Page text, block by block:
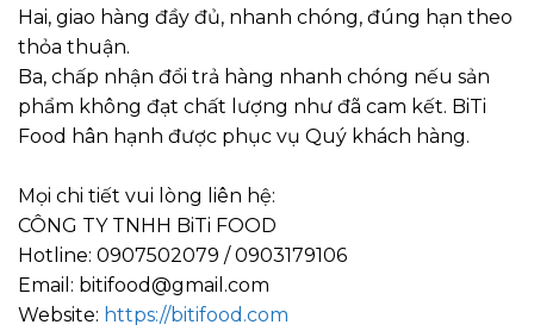
Hai, giao hàng đầy đủ, nhanh chóng, đúng hạn theo
thỏa thuận.
Ba, chấp nhận đổi trả hàng nhanh chóng nếu sản
phẩm không đạt chất lượng như đã cam kết. BiTi
Food hân hạnh được phục vụ Quý khách hàng.
Mọi chi tiết vui lòng liên hệ:
CÔNG TY TNHH BiTi FOOD
Hotline: 0907502079 / 0903179106
Email: bitifood@gmail.com
Website: https://bitifood.com